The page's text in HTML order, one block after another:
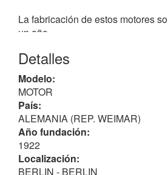
La fabricación de estos motores
un año.
(¹) fabricante de automóviles.
Detalles
Modelo:
MOTOR
País:
ALEMANIA (REP. WEIMAR)
Año fundación:
1922
Localización:
BERLIN - BERLIN